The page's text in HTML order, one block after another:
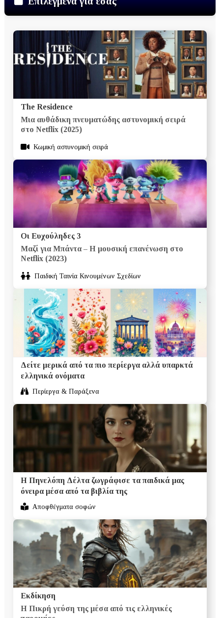
The Residence
Μια αυθάδικη πνευματώδης αστυνομική σειρά
στο Netflix (2025)
Κωμική αστυνομική σειρά
Οι Ευχούληδες 3
Μαζί για Μπάντα – Η μουσική επανένωση στο
Netflix (2023)
Παιδική Ταινία Κινουμένων Σχεδίων
Δείτε μερικά από τα πιο περίεργα αλλά υπαρκτά
ελληνικά ονόματα
Περίεργα & Παράξενα
Η Πηνελόπη Δέλτα ζωγράφισε τα παιδικά μας
όνειρα μέσα από τα βιβλία της
Αποφθέγματα σοφών
Εκδίκηση
Η Πικρή γεύση της μέσα από τις ελληνικές